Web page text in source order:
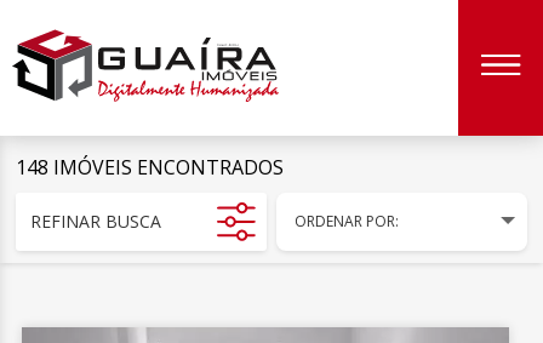
148 IMÓVEIS ENCONTRADOS
REFINAR BUSCA ORDENAR POR: